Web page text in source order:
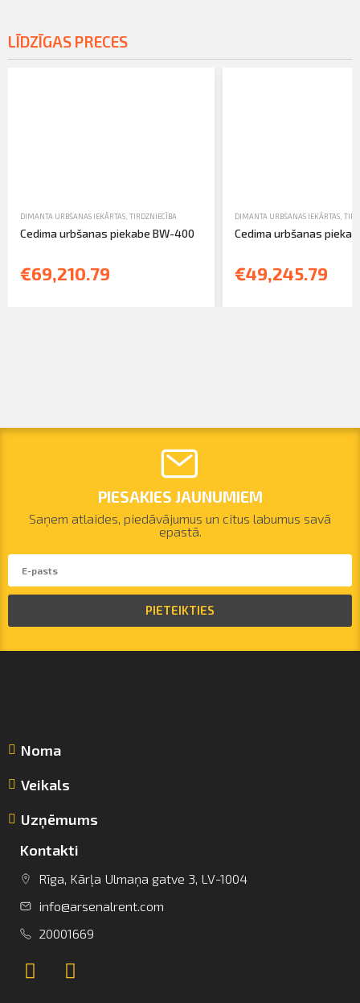
info@arsenalrent.com
+37120001669
LĪDZĪGAS PRECES
DIMANTA URBŠANAS IEKĀRTAS TIRDZNIECĪBA
Cedima urbšanas piekabe BW-400
€69,210.79
DIMANTA URBŠANAS IEKĀRTAS,
Cedima urbšanas
€49,245.79
PIESAKIES JAUNUMIEM
Saņem atlaides, piedāvājumus un citus labumus savā
epastā.
PIETEIKTIES
Noma
Veikals
Uzņēmums
Kontakti
Rīga, Kārļa Ulmaņa gatve 3, LV-1004
info@arsenalrent.com
20001669